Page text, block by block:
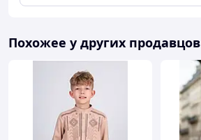
Похожее у других продавцов